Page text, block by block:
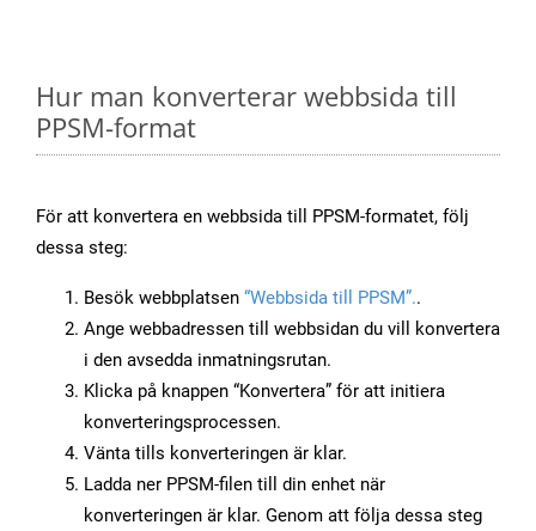
Hur man konverterar webbsida till
PPSM-format
För att konvertera en webbsida till PPSM-formatet, följ
dessa steg:
Besök webbplatsen “Webbsida till PPSM”..
Ange webbadressen till webbsidan du vill konvertera
i den avsedda inmatningsrutan.
Klicka på knappen “Konvertera” för att initiera
konverteringsprocessen.
Vänta tills konverteringen är klar.
Ladda ner PPSM-filen till din enhet när
konverteringen är klar. Genom att följa dessa steg